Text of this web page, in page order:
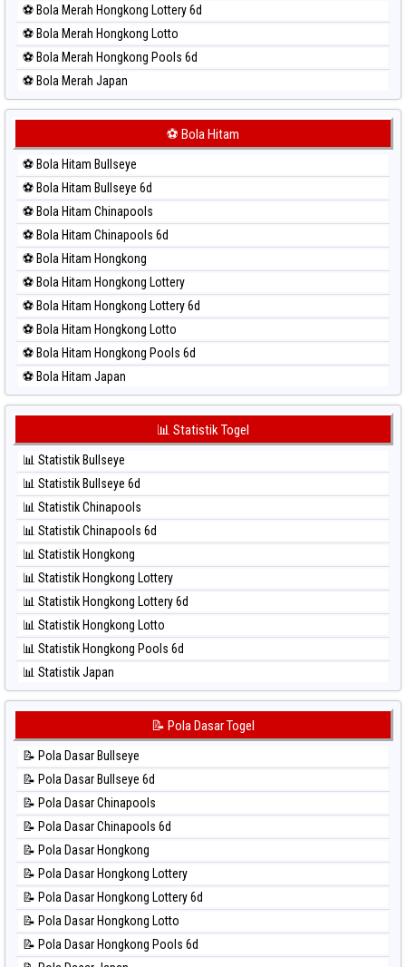
⚽ Bola Merah Hongkong Lottery 6d
⚽ Bola Merah Hongkong Lotto
⚽ Bola Merah Hongkong Pools 6d
⚽ Bola Merah Japan
⚽ Bola Merah Japan 6d
⚽ Bola Merah Kuda Lari
⚽ Bola Merah Magnum Cambodia
⚽ Bola Merah Nagoya
⚽ Bola Merah North Carolina Day
⚽ Bola Merah Pcso
⚽ Bola Merah Sao Paulo
⚽ Bola Merah Singapore
⚽ Bola Merah Sydney
⚽ Bola Merah Sydney Lottery
⚽ Bola Merah Sydney Lottery 6d
⚽ Bola Merah Sydney Lotto
⚽ Bola Merah Taiwan
⚽ Bola Hitam
⚽ Bola Hitam Bullseye
⚽ Bola Hitam Bullseye 6d
⚽ Bola Hitam Chinapools
⚽ Bola Hitam Chinapools 6d
⚽ Bola Hitam Hongkong
⚽ Bola Hitam Hongkong Lottery
⚽ Bola Hitam Hongkong Lottery 6d
⚽ Bola Hitam Hongkong Lotto
⚽ Bola Hitam Hongkong Pools 6d
⚽ Bola Hitam Japan
⚽ Bola Hitam Japan 6d
⚽ Bola Hitam Kuda Lari
⚽ Bola Hitam Magnum Cambodia
⚽ Bola Hitam Nagoya
⚽ Bola Hitam North Carolina Day
⚽ Bola Hitam Pcso
⚽ Bola Hitam Sao Paulo
⚽ Bola Hitam Singapore
⚽ Bola Hitam Sydney
⚽ Bola Hitam Sydney Lottery
⚽ Bola Hitam Sydney Lottery 6d
⚽ Bola Hitam Sydney Lotto
⚽ Bola Hitam Taiwan
📊 Statistik Togel
📊 Statistik Bullseye
📊 Statistik Bullseye 6d
📊 Statistik Chinapools
📊 Statistik Chinapools 6d
📊 Statistik Hongkong
📊 Statistik Hongkong Lottery
📊 Statistik Hongkong Lottery 6d
📊 Statistik Hongkong Lotto
📊 Statistik Hongkong Pools 6d
📊 Statistik Japan
📊 Statistik Japan 6d
📊 Statistik Kuda Lari
📊 Statistik Magnum Cambodia
📊 Statistik Nagoya
📊 Statistik New York Midday
📊 Statistik North Carolina Day
📊 Statistik Pcso
📊 Statistik Pennsylvania Day
📊 Statistik Sao Paulo
📊 Statistik Singapore
📊 Statistik Sydney
📝 Pola Dasar Togel
📝 Pola Dasar Bullseye
📝 Pola Dasar Bullseye 6d
📝 Pola Dasar Chinapools
📝 Pola Dasar Chinapools 6d
📝 Pola Dasar Hongkong
📝 Pola Dasar Hongkong Lottery
📝 Pola Dasar Hongkong Lottery 6d
📝 Pola Dasar Hongkong Lotto
📝 Pola Dasar Hongkong Pools 6d